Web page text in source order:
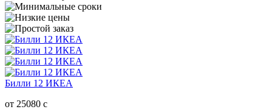
Билли 12 ИКЕА
от 25080 c